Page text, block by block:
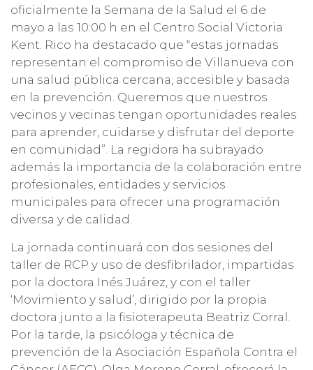
oficialmente la Semana de la Salud el 6 de
mayo a las 10:00 h en el Centro Social Victoria
Kent. Rico ha destacado que “estas jornadas
representan el compromiso de Villanueva con
una salud pública cercana, accesible y basada
en la prevención. Queremos que nuestros
vecinos y vecinas tengan oportunidades reales
para aprender, cuidarse y disfrutar del deporte
en comunidad”. La regidora ha subrayado
además la importancia de la colaboración entre
profesionales, entidades y servicios
municipales para ofrecer una programación
diversa y de calidad.
La jornada continuará con dos sesiones del
taller de RCP y uso de desfibrilador, impartidas
por la doctora Inés Juárez, y con el taller
‘Movimiento y salud’, dirigido por la propia
doctora junto a la fisioterapeuta Beatriz Corral.
Por la tarde, la psicóloga y técnica de
prevención de la Asociación Española Contra el